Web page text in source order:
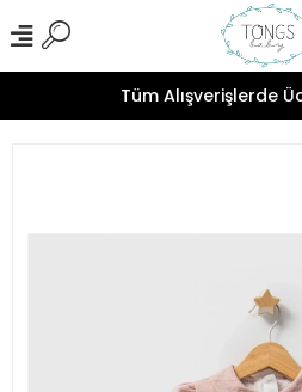
Tüm Alışverişlerde